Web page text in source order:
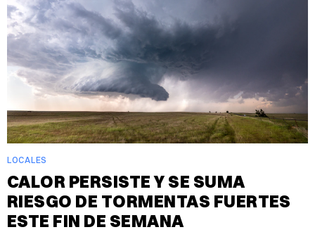
LOCALES
CALOR PERSISTE Y SE SUMA
RIESGO DE TORMENTAS FUERTES
ESTE FIN DE SEMANA